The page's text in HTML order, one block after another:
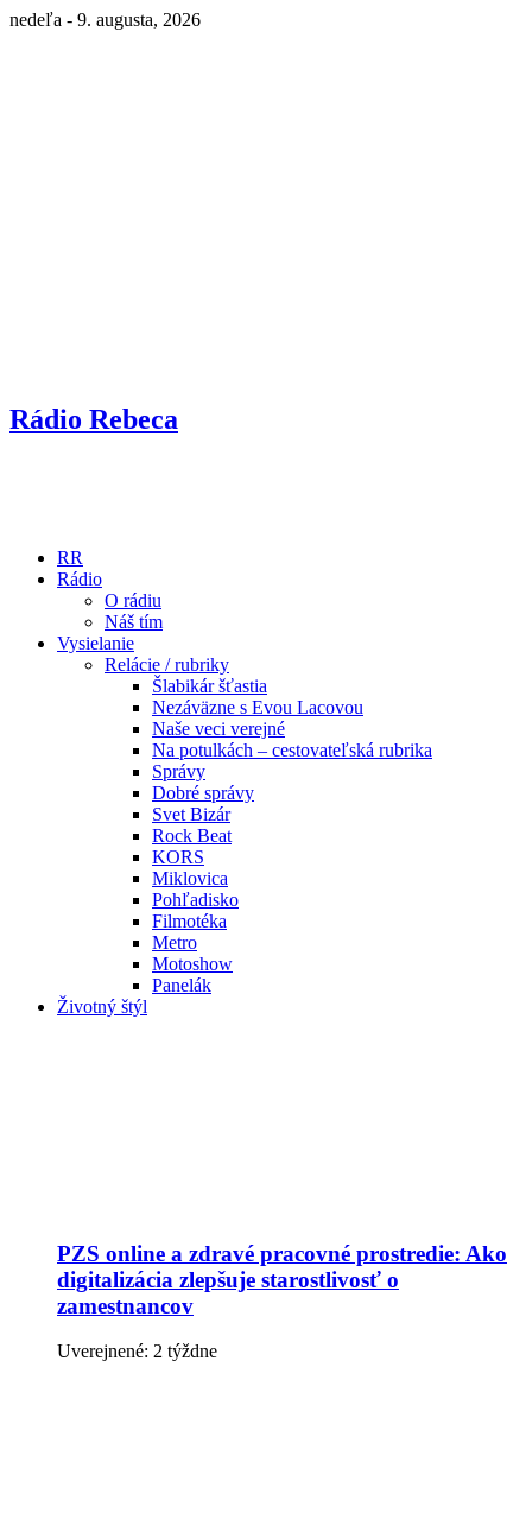
nedeľa - 9. augusta, 2026
Rádio Rebeca
RR
Rádio
O rádiu
Náš tím
Vysielanie
Relácie / rubriky
Šlabikár šťastia
Nezáväzne s Evou Lacovou
Naše veci verejné
Na potulkách – cestovateľská rubrika
Správy
Dobré správy
Svet Bizár
Rock Beat
KORS
Miklovica
Pohľadisko
Filmotéka
Metro
Motoshow
Panelák
Životný štýl
PZS online a zdravé pracovné prostredie: Ako
digitalizácia zlepšuje starostlivosť o
zamestnancov
Uverejnené: 2 týždne